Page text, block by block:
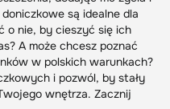
są idealne dla
o nie, by cieszyć się ich
A może chcesz poznać
w polskich warunkach?
i pozwól, by stały
wnętrza. Zacznij